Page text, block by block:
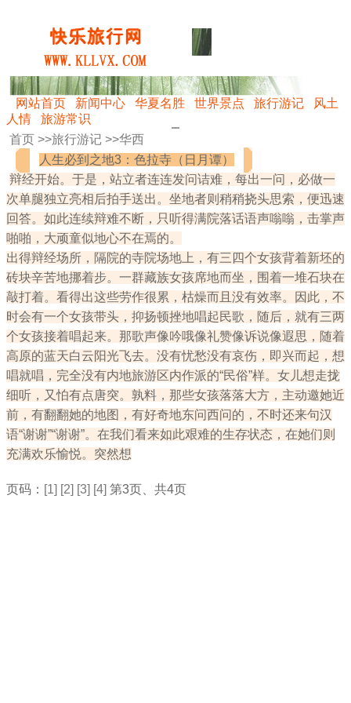
网站首页 新闻中心 华夏名胜 世界景点 旅行游记
风土
人情
旅游常识
首页 >>旅行游记 >>华西
人生必到之地3：色拉寺（日月谭）
辩经开始。于是，站立者连连发问诘难，每出一问，必做一
次单腿独立亮相后拍手送出。坐地者则稍稍挠头思索，便迅速
回答。如此连续辩难不断，只听得满院落话语声嗡嗡，击掌声
啪啪，大顽童似地心不在焉的。
出得辩经场所，隔院的寺院场地上，有三四个女孩背着新坯的
砖块辛苦地挪着步。一群藏族女孩席地而坐，围着一堆石块在
敲打着。看得出这些劳作很累，枯燥而且没有效率。因此，不
时会有一个女孩带头，抑扬顿挫地唱起民歌，随后，就有三两
个女孩接着唱起来。那歌声像吟哦像礼赞像诉说像遐思，随着
高原的蓝天白云阳光飞去。没有忧愁没有哀伤，即兴而起，想
唱就唱，完全没有内地旅游区内作派的“民俗”样。女儿想走拢
细听，又怕有点唐突。孰料，那些女孩落落大方，主动邀她近
前，有翻翻她的地图，有好奇地东问西问的，不时还来句汉
语“谢谢”“谢谢”。在我们看来如此艰难的生存状态，在她们则
充满欢乐愉悦。突然想
页码： [1] [2] [3] [4] 第3页、共4页